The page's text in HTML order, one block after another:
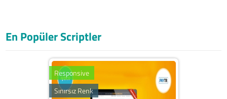
En Popüler Scriptler
Responsive
Sınırsız Renk